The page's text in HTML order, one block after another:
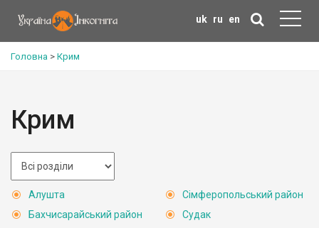
uk ru en
Головна > Крим
Крим
Алушта
Бахчисарайський район
Сімферопольський район
Судак